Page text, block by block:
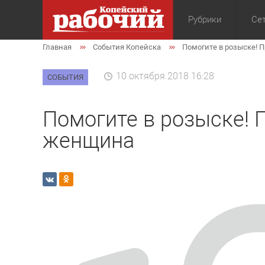
Рубрики
Общество
Главная События Копейска Помогите в розыске!
СОБЫТИЯ 10 октября 2018 16:28
Помогите в розыске!
женщина